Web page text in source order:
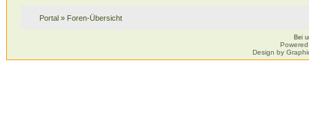
Portal» Foren-Übersicht
Bei
Design by